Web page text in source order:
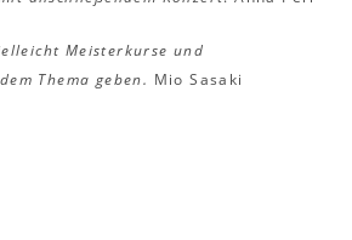
Meisterkurse und
Thema geben. Mio Sasaki